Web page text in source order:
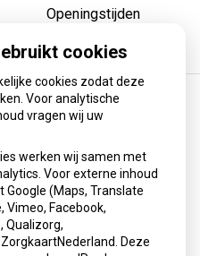
Openingstijden
Nestlé: bacterie
Steps 1 en Alfamino
van de bacterie
voorzorgsmaatregel; er
Ouders wordt geadviseerd
cookies
cookies zodat deze
Voor analytische
vragen wij uw
werken wij samen met
Voor externe inhoud
(Maps, Translate
Vimeo, Facebook,
Qualizorg,
Deze